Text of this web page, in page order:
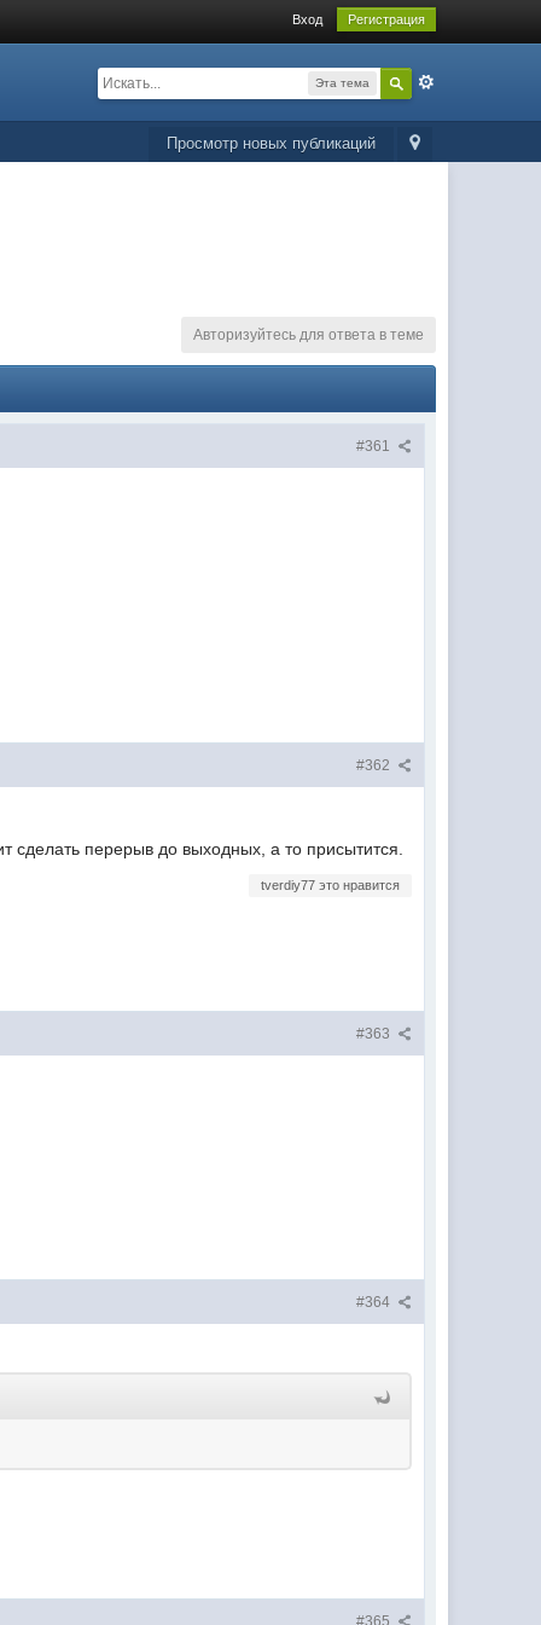
Вход Регистрация
Эта тема
Просмотр новых публикаций
Авторизуйтесь для ответа в теме
#361
#362
сделать перерыв до выходных, а то присытится.
tverdiy77 это нравится
#363
#364
#365